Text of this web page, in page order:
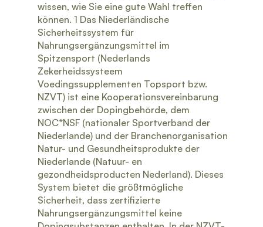
wissen, wie Sie eine gute Wahl treffen
können. 1 Das Niederländische
Sicherheitssystem für
Nahrungsergänzungsmittel im
Spitzensport (Nederlands
Zekerheidssysteem
Voedingssupplementen Topsport bzw.
NZVT) ist eine Kooperationsvereinbarung
zwischen der Dopingbehörde, dem
NOC*NSF (nationaler Sportverband der
Niederlande) und der Branchenorganisation
Natur- und Gesundheitsprodukte der
Niederlande (Natuur- en
gezondheidsproducten Nederland). Dieses
System bietet die größtmögliche
Sicherheit, dass zertifizierte
Nahrungsergänzungsmittel keine